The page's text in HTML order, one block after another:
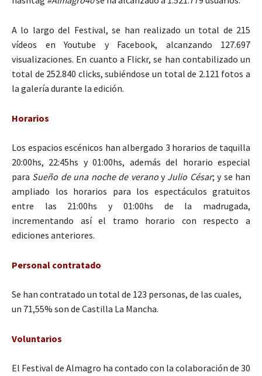
A lo largo del Festival, se han realizado un total de 215
vídeos en Youtube y Facebook, alcanzando 127.697
visualizaciones. En cuanto a Flickr, se han contabilizado un
total de 252.840 clicks, subiéndose un total de 2.121 fotos a
la galería durante la edición.
Horarios
Los espacios escénicos han albergado 3 horarios de taquilla
20:00hs, 22:45hs y 01:00hs, además del horario especial
para Sueño de una noche de veranoy Julio César; y se han
ampliado los horarios para los espectáculos gratuitos
entre las 21:00hs y 01:00hs de la madrugada,
incrementando así el tramo horario con respecto a
ediciones anteriores.
Personal contratado
Se han contratado un total de 123 personas, de las cuales,
un 71,55% son de Castilla La Mancha.
Voluntarios
El Festival de Almagro ha contado con la colaboración de 30